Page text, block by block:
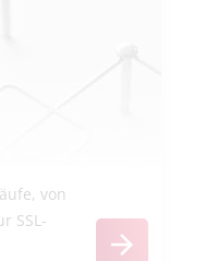
von
SSL-